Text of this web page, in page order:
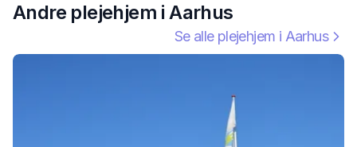
Andre plejehjem iAarhus
Se alle plejehjem i Aarhus